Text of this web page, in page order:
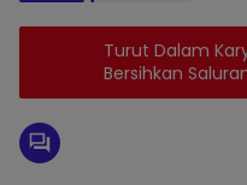
Turut Dalam
Bersihkan